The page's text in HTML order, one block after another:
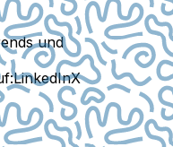
und
LinkedInX